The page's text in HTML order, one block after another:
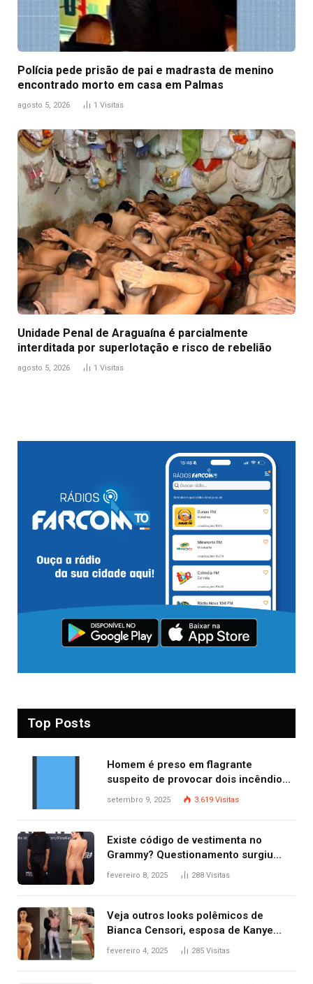
Polícia pede prisão de pai e madrasta de menino
encontrado morto em casa em Palmas
agosto 5, 2026 1 Visitas
Unidade Penal de Araguaína é parcialmente
interditada por superlotação e risco de rebelião
agosto 5, 2026 1 Visitas
Top Posts
Homem é preso em flagrante
suspeito de provocar dois incêndios
criminosos no mesmo dia
setembro 9, 2025 3.619 Visitas
Existe código de vestimenta no
Grammy? Questionamento surgiu
após Bianca Censori, mulher de
fevereiro 8, 2025 288 Visitas
Veja outros looks polêmicos de
Bianca Censori, esposa de Kanye
West que apareceu nua no Grammy
fevereiro 4, 2025 285 Visitas